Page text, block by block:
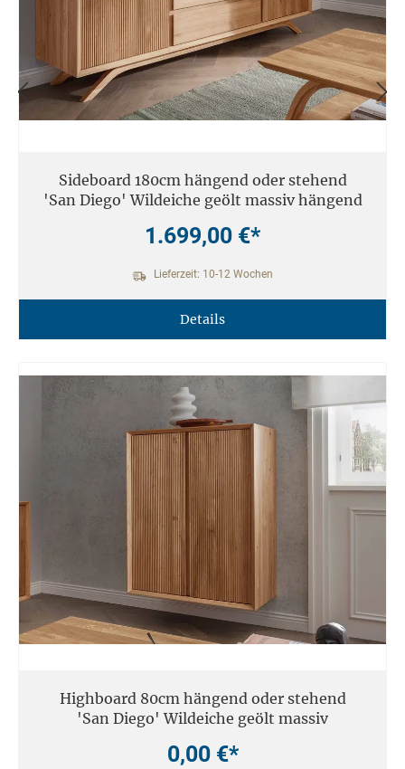
Sideboard 180cm hängend oder stehend
'San Diego' Wildeiche geölt massiv hängend
1.699,00 €*
Lieferzeit: 10-12 Wochen
Details
Highboard 80cm hängend oder stehend
'San Diego' Wildeiche geölt massiv
0,00 €*